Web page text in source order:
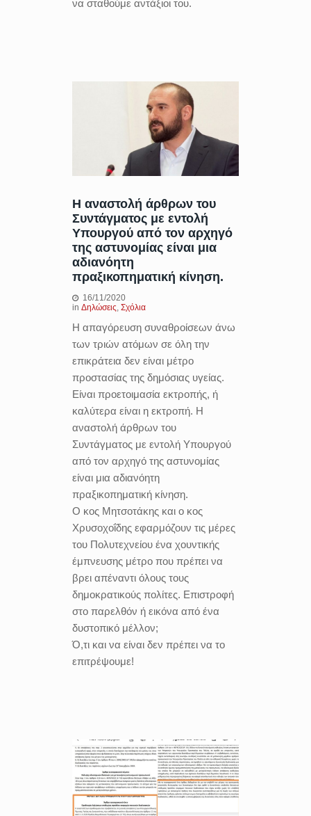
να σταθούμε αντάξιοι του.
Η αναστολή άρθρων του
Συντάγματος με εντολή
Υπουργού από τον αρχηγό
της αστυνομίας είναι μια
αδιανόητη
πραξικοπηματική κίνηση.
16/11/2020
in Δηλώσεις, Σχόλια
Η απαγόρευση συναθροίσεων άνω
των τριών ατόμων σε όλη την
επικράτεια δεν είναι μέτρο
προστασίας της δημόσιας υγείας.
Είναι προετοιμασία εκτροπής, ή
καλύτερα είναι η εκτροπή. Η
αναστολή άρθρων του
Συντάγματος με εντολή Υπουργού
από τον αρχηγό της αστυνομίας
είναι μια αδιανόητη
πραξικοπηματική κίνηση.
Ο κος Μητσοτάκης και ο κος
Χρυσοχοΐδης εφαρμόζουν τις μέρες
του Πολυτεχνείου ένα χουντικής
έμπνευσης μέτρο που πρέπει να
βρει απέναντι όλους τους
δημοκρατικούς πολίτες. Επιστροφή
στο παρελθόν ή εικόνα από ένα
δυστοπικό μέλλον;
Ό,τι και να είναι δεν πρέπει να το
επιτρέψουμε!